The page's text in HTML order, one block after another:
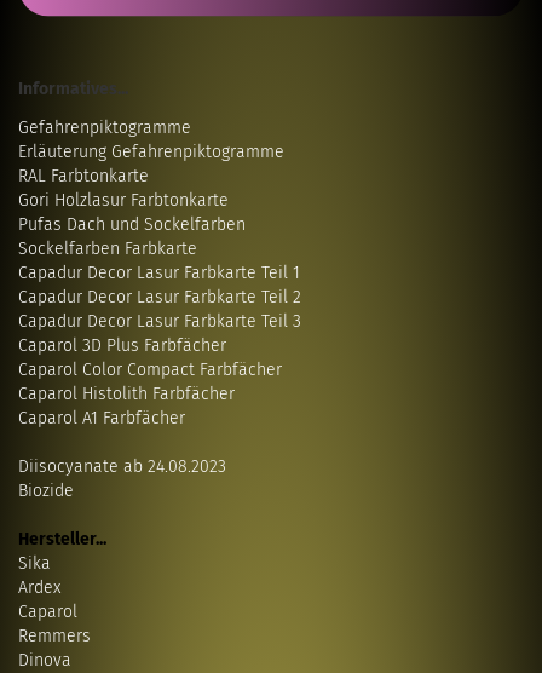
Informatives...
Gefahrenpiktogramme
Erläuterung Gefahrenpiktogramme
RAL Farbtonkarte
Gori Holzlasur Farbtonkarte
Pufas Dach und Sockelfarben
Sockelfarben Farbkarte
Capadur Decor Lasur Farbkarte Teil 1
Capadur Decor Lasur Farbkarte Teil 2
Capadur Decor Lasur Farbkarte Teil 3
Caparol 3D Plus Farbfächer
Caparol Color Compact Farbfächer
Caparol Histolith Farbfächer
Caparol A1 Farbfächer
Diisocyanate ab 24.08.2023
Biozide
Hersteller...
Sika
Ardex
Caparol
Remmers
Dinova